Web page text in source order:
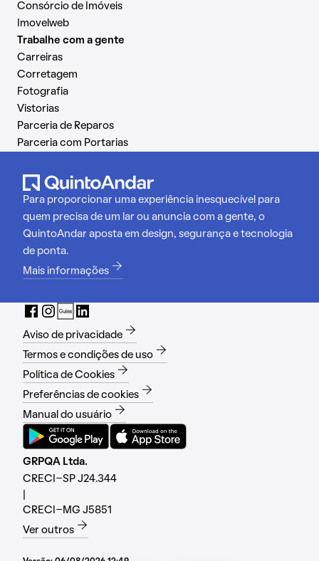
Consórcio de Imóveis
Imovelweb
Trabalhe com a gente
Carreiras
Corretagem
Fotografia
Vistorias
Parceria de Reparos
Parceria com Portarias
Para proporcionar uma experiência inesquecível para
quem precisa de um lar ou anuncia com a gente, o
QuintoAndar aposta em design, segurança e tecnologia
de ponta.
Mais informações
Aviso de privacidade
Termos e condições de uso
Política de Cookies
Preferências de cookies
Manual do usuário
GRPQA Ltda.
CRECI-SP J24.344
CRECI-MG J5851
Ver outros